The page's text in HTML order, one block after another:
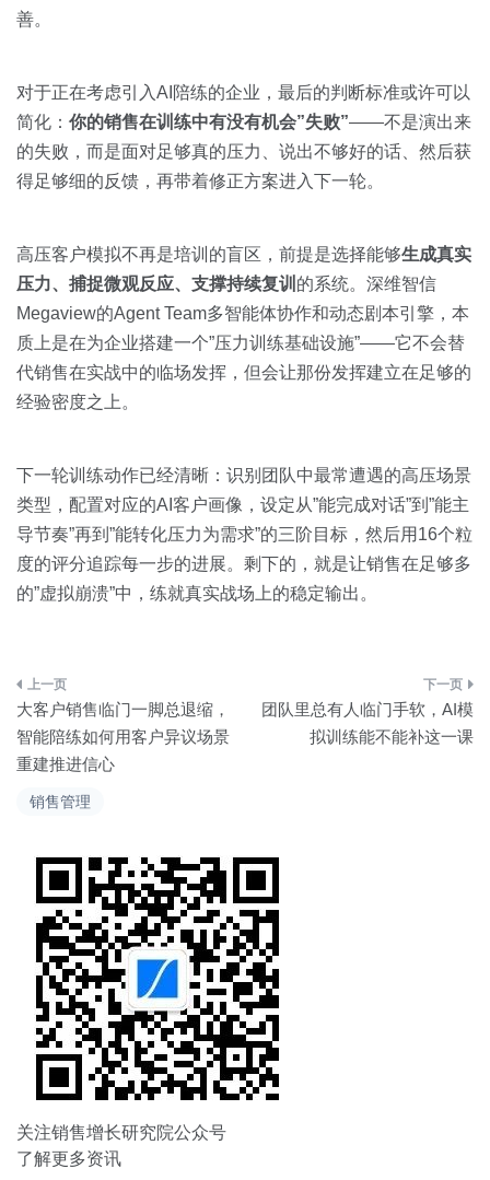
销售管理
善。
对于正在考虑引入AI陪练的企业，最后的判断标准或许可以
简化： 你的销售在训练中有没有机会”失败”——不是演出来
的失败，而是面对足够真的压力、说出不够好的话、然后获
得足够细的反馈，再带着修正方案进入下一轮。
高压客户模拟不再是培训的盲区，前提是选择能够生成真实
压力、捕捉微观反应、支撑持续复训 的系统。深维智信
Megaview的Agent Team多智能体协作和动态剧本引擎，本
质上是在为企业搭建一个”压力训练基础设施”——它不会替
代销售在实战中的临场发挥，但会让那份发挥建立在足够的
经验密度之上。
下一轮训练动作已经清晰：识别团队中最常遭遇的高压场景
类型，配置对应的AI客户画像，设定从”能完成对话”到”能主
导节奏”再到”能转化压力为需求”的三阶目标，然后用16个粒
度的评分追踪每一步的进展。剩下的，就是让销售在足够多
的”虚拟崩溃”中，练就真实战场上的稳定输出。
文
章
导
大客户销售临门一脚总退缩，
智能陪练如何用客户异议场景
重建推进信心
团队里总有人临门手软，AI模
拟训练能不能补这一课
关注销售增长研究院公众号
了解更多资讯